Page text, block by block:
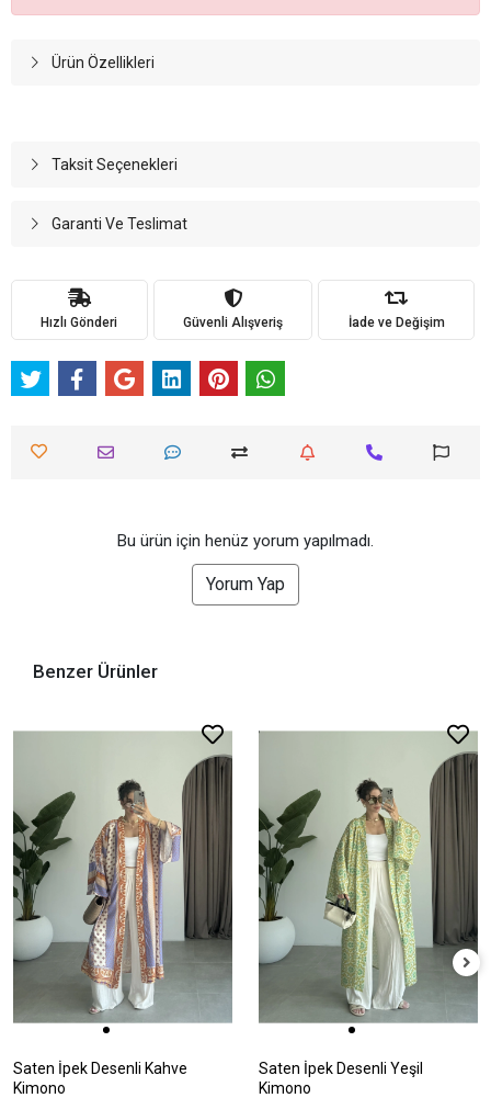
Ürün Özellikleri
Taksit Seçenekleri
Garanti Ve Teslimat
Hızlı Gönderi Güvenli Alışveriş İade ve Değişim
Bu ürün için henüz yorum yapılmadı.
Yorum Yap
Benzer Ürünler
Saten İpek Desenli Kahve
Kimono
Saten İpek Desenli Yeşil
Kimono